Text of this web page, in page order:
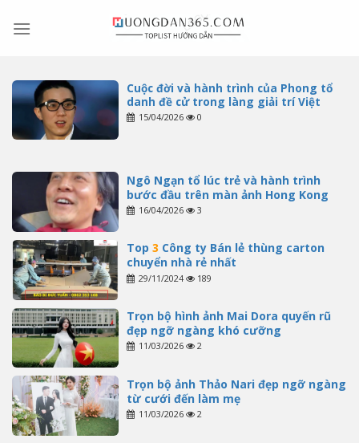
Cuộc đời và hành trình của Phong tổ
danh đề cử trong làng giải trí Việt
15/04/2026 0
Ngô Ngạn tổ lúc trẻ và hành trình
bước đầu trên màn ảnh Hong Kong
16/04/2026 3
Top 3 Công ty Bán lẻ thùng carton
chuyển nhà rẻ nhất
29/11/2024 189
Trọn bộ hình ảnh Mai Dora quyến rũ
đẹp ngỡ ngàng khó cưỡng
11/03/2026 2
Trọn bộ ảnh Thảo Nari đẹp ngỡ ngàng
từ cưới đến làm mẹ
11/03/2026 2